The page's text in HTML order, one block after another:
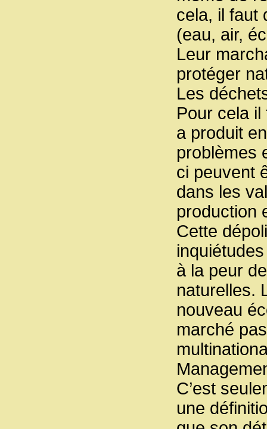
cela, il faut
(eau, air,
Leur
protéger
Les
Pour cela
a produit
problèmes
ci peuvent
dans les
production
Cette
à la peur
naturelles.
nouveau
marché
C’est
une